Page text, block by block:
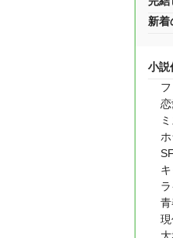
新着
小説